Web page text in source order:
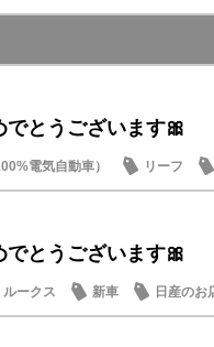
でとうございます🎀
電気自動車） リーフ
でとうございます🎀
ルークス 新車 日産のお